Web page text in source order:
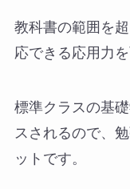
教科書の範囲を
応できる応用力
標準クラスの基
スされるので、
ットです。